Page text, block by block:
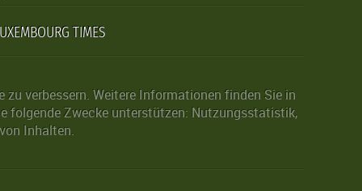
TIMES
verbessern. Weitere Informationen finden Sie in
folgende Zwecke unterstützen: Nutzungsstatistik,
Inhalten.